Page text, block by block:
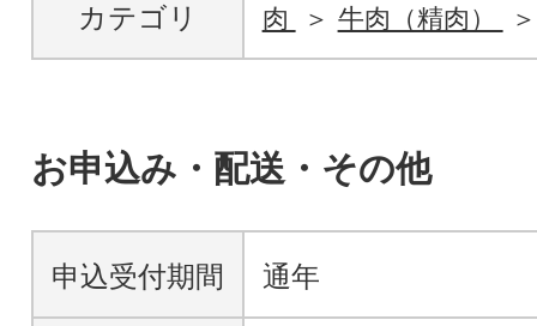
カテゴリ 肉 牛肉（精肉）
お申込み・配送・その他
申込受付期間 通年